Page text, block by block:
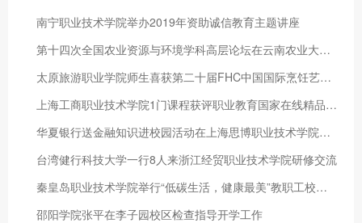
南宁职业技术学院举办2019年资助诚信教育主题讲座
第十四次全国农业资源与环境学科高层论坛在云南农业大学召开
太原旅游职业学院师生喜获第二十届FHC中国国际烹饪艺术比赛银、
上海工商职业技术学院1门课程获评职业教育国家在线精品课程
华夏银行送金融知识进校园活动在上海思博职业技术学院举行
台湾健行科技大学一行8人来浙江经贸职业技术学院研修交流
秦皇岛职业技术学院举行“低碳生活，健康最美”教职工校园健走活
邵阳学院张平在李子园校区检查指导开学工作